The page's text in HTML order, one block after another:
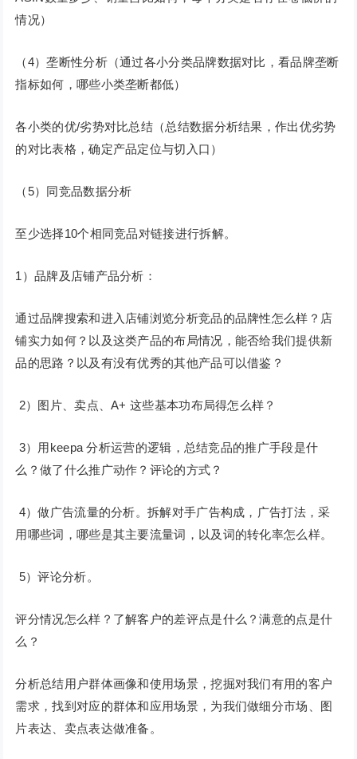
情况）
（4）垄断性分析（通过各小分类品牌数据对比，看品牌垄断
指标如何，哪些小类垄断都低）
各小类的优/劣势对比总结（总结数据分析结果，作出优劣势
的对比表格，确定产品定位与切入口）
（5）同竞品数据分析
至少选择10个相同竞品对链接进行拆解。
1）品牌及店铺产品分析：
通过品牌搜索和进入店铺浏览分析竞品的品牌性怎么样？店
铺实力如何？以及这类产品的布局情况，能否给我们提供新
品的思路？以及有没有优秀的其他产品可以借鉴？
2）图片、卖点、A+ 这些基本功布局得怎么样？
3）用keepa 分析运营的逻辑，总结竞品的推广手段是什
么？做了什么推广动作？评论的方式？
4）做广告流量的分析。拆解对手广告构成，广告打法，采
用哪些词，哪些是其主要流量词，以及词的转化率怎么样。
5）评论分析。
评分情况怎么样？了解客户的差评点是什么？满意的点是什
么？
分析总结用户群体画像和使用场景，挖掘对我们有用的客户
需求，找到对应的群体和应用场景，为我们做细分市场、图
片表达、卖点表达做准备。